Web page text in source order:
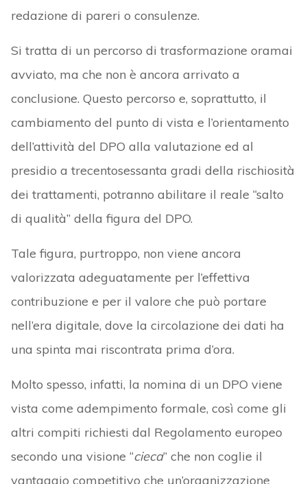
redazione di pareri o consulenze.
Si tratta di un percorso di trasformazione oramai
avviato, ma che non è ancora arrivato a
conclusione. Questo percorso e, soprattutto, il
cambiamento del punto di vista e l’orientamento
dell’attività del DPO alla valutazione ed al
presidio a trecentosessanta gradi della rischiosità
dei trattamenti, potranno abilitare il reale “salto
di qualità” della figura del DPO.
Tale figura, purtroppo, non viene ancora
valorizzata adeguatamente per l’effettiva
contribuzione e per il valore che può portare
nell’era digitale, dove la circolazione dei dati ha
una spinta mai riscontrata prima d’ora.
Molto spesso, infatti, la nomina di un DPO viene
vista come adempimento formale, così come gli
altri compiti richiesti dal Regolamento europeo
secondo una visione “cieca” che non coglie il
vantaggio competitivo che un’organizzazione